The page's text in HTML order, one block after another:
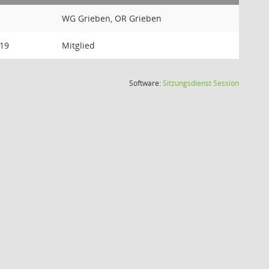
WG Grieben, OR Grieben
Mitglied
Software:SitzungsdienstSession(Wird in